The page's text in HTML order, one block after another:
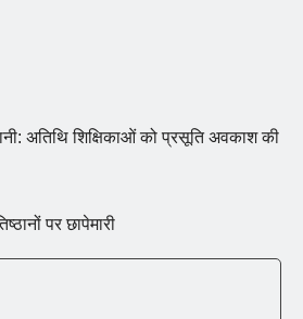
अतिथि शिक्षिकाओं को प्रसूति अवकाश की
पर छापेमारी